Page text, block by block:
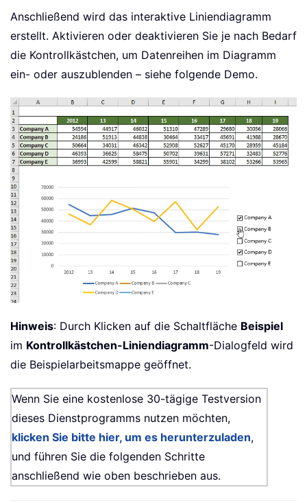
Anschließend wird das interaktive Liniendiagramm
erstellt. Aktivieren oder deaktivieren Sie je nach Bedarf
die Kontrollkästchen, um Datenreihen im Diagramm
ein- oder auszublenden – siehe folgende Demo.
Hinweis: Durch Klicken auf die Schaltfläche Beispiel
im Kontrollkästchen-Liniendiagramm-Dialogfeld wird
die Beispielarbeitsmappe geöffnet.
Wenn Sie eine kostenlose 30-tägige Testversion
dieses Dienstprogramms nutzen möchten,
klicken Sie bitte hier, um es herunterzuladen,
und führen Sie die folgenden Schritte
anschließend wie oben beschrieben aus.